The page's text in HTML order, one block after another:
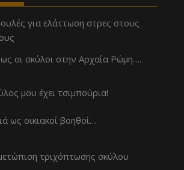
για ελάττωση στρες στους
οι σκύλοι στην Αρχαία Ρώμη….
μου έχει τσιμπούρια!
ως οικιακοί βοηθοί…
τριχόπτωσης σκύλου